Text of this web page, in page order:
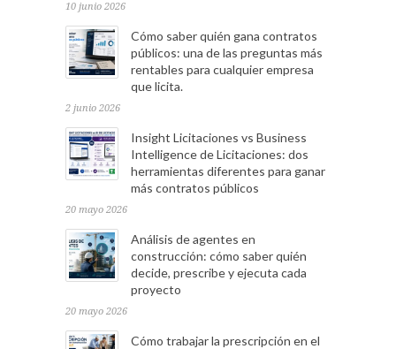
10 junio 2026
Cómo saber quién gana contratos
públicos: una de las preguntas más
rentables para cualquier empresa
que licita.
2 junio 2026
Insight Licitaciones vs Business
Intelligence de Licitaciones: dos
herramientas diferentes para ganar
más contratos públicos
20 mayo 2026
Análisis de agentes en
construcción: cómo saber quién
decide, prescribe y ejecuta cada
proyecto
20 mayo 2026
Cómo trabajar la prescripción en el